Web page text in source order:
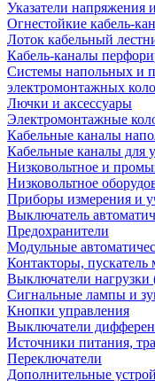
Указатели напряжения
Огнестойкие кабель-
Лоток кабельный
Кабель-каналы
Системы напольных и
электромонтажных
Лючки и аксессуары
Электромонтажные
Кабельные каналы
Кабельные каналы для
Низковольтное и
Низковольтное
Приборы измерения и
Выключатель
Предохранители
Модульные
Контакторы,
Выключатели нагрузки
Сигнальные лампы и
Кнопки управления
Выключатели
Источники питания,
Переключатели
Дополнительные